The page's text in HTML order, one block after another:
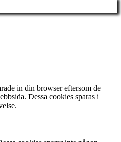
in din browser eftersom de
Dessa cookies sparas i